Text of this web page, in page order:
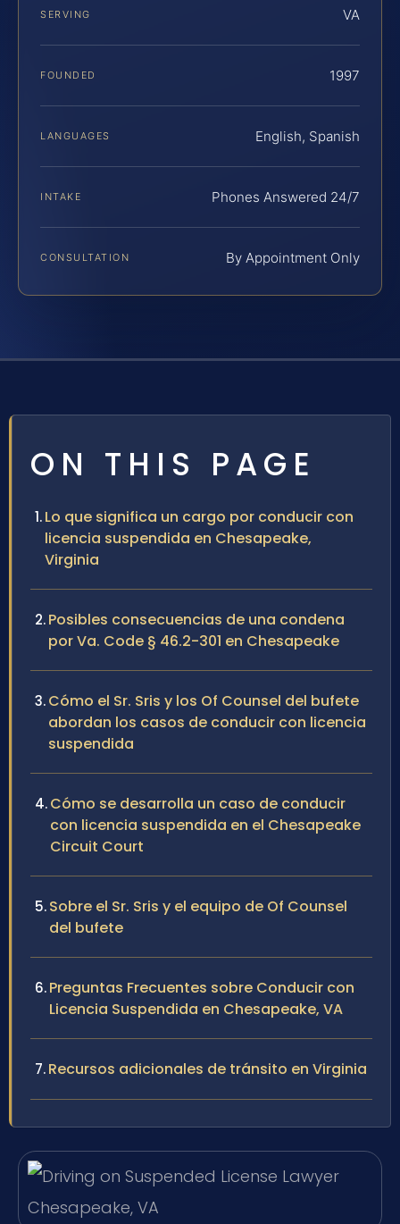
SERVING VA
FOUNDED 1997
LANGUAGES English, Spanish
INTAKE Phones Answered 24/7
CONSULTATION By Appointment Only
ON THIS PAGE
Lo que significa un cargo por conducir con
licencia suspendida en Chesapeake,
Virginia
Posibles consecuencias de una condena
por Va. Code § 46.2-301 en Chesapeake
Cómo el Sr. Sris y los Of Counsel del bufete
abordan los casos de conducir con licencia
suspendida
Cómo se desarrolla un caso de conducir
con licencia suspendida en el Chesapeake
Circuit Court
Sobre el Sr. Sris y el equipo de Of Counsel
del bufete
Preguntas Frecuentes sobre Conducir con
Licencia Suspendida en Chesapeake, VA
Recursos adicionales de tránsito en Virginia